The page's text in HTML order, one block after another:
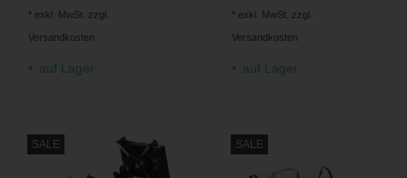
* exkl. MwSt. zzgl.
Versandkosten
auf Lager
* exkl. MwSt. zzgl.
Versandkosten
auf Lager
SALE SALE